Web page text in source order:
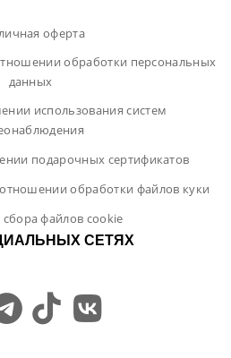
оферта
обработки персональных
данных
использования систем
подарочных сертификатов
обработки файлов куки
файлов cookie
СЕТЯХ